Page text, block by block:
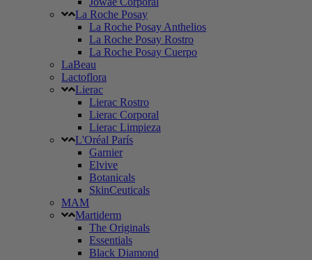
La Roche Posay
La Roche Posay Anthelios
La Roche Posay Rostro
La Roche Posay Cuerpo
LaBeau
Lactoflora
Lierac
Lierac Rostro
Lierac Corporal
Lierac Limpieza
L'Oréal París
Garnier
Elvive
Botanicals
SkinCeuticals
MAM
Martiderm
The Originals
Essentials
Black Diamond